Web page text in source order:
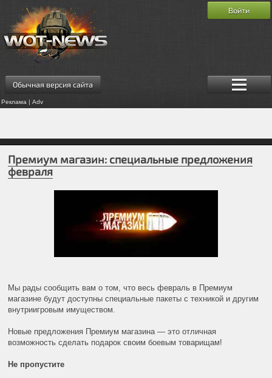
Обычная версия сайта
Реклама | Adv
Войти
Премиум магазин: специальные предложения
февраля
Мы рады сообщить вам о том, что весь февраль в Премиум
магазине будут доступны специальные пакеты с техникой и другим
внутриигровым имуществом.
Новые предложения Премиум магазина — это отличная
возможность сделать подарок своим боевым товарищам!
Не пропустите